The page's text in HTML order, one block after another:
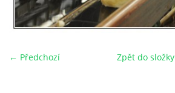
← Předchozí Zpět do složky